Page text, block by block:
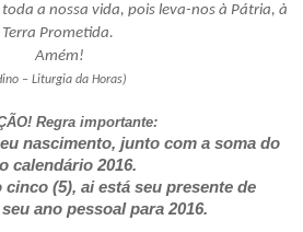
a nossa vida, pois leva-nos à Pátria, à
Terra Prometida.
Amém!
– Liturgia da Horas)
Regra importante:
nascimento, junto com a soma do
calendário 2016.
(5), ai está seu presente de
ano pessoal para 2016.